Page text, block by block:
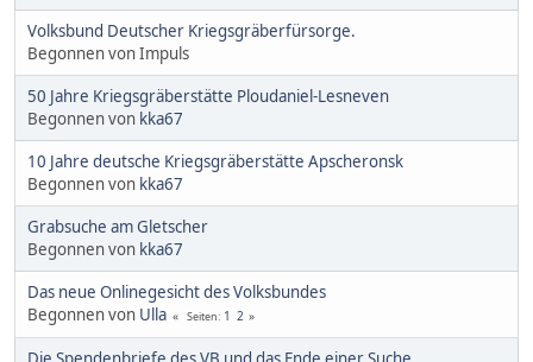
Volksbund Deutscher Kriegsgräberfürsorge.
Begonnen von Impuls
50 Jahre Kriegsgräberstätte Ploudaniel-Lesneven
Begonnen von kka67
10 Jahre deutsche Kriegsgräberstätte Apscheronsk
Begonnen von kka67
Grabsuche am Gletscher
Begonnen von kka67
Das neue Onlinegesicht des Volksbundes
Begonnen von Ulla Seiten 1 2